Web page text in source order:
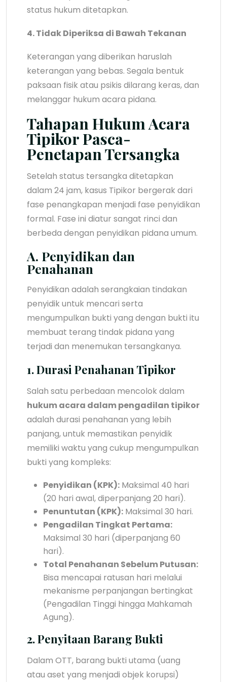
status hukum ditetapkan.
4. Tidak Diperiksa di Bawah Tekanan
Keterangan yang diberikan haruslah
keterangan yang bebas. Segala bentuk
paksaan fisik atau psikis dilarang keras, dan
melanggar hukum acara pidana.
Tahapan Hukum Acara
Tipikor Pasca-
Penetapan Tersangka
Setelah status tersangka ditetapkan
dalam 24 jam, kasus Tipikor bergerak dari
fase penangkapan menjadi fase penyidikan
formal. Fase ini diatur sangat rinci dan
berbeda dengan penyidikan pidana umum.
A. Penyidikan dan
Penahanan
Penyidikan adalah serangkaian tindakan
penyidik untuk mencari serta
mengumpulkan bukti yang dengan bukti itu
membuat terang tindak pidana yang
terjadi dan menemukan tersangkanya.
1. Durasi Penahanan Tipikor
Salah satu perbedaan mencolok dalam
hukum acara dalam pengadilan tipikor
adalah durasi penahanan yang lebih
panjang, untuk memastikan penyidik
memiliki waktu yang cukup mengumpulkan
bukti yang kompleks:
Penyidikan (KPK): Maksimal 40 hari
(20 hari awal, diperpanjang 20 hari).
Penuntutan (KPK): Maksimal 30 hari.
Pengadilan Tingkat Pertama:
Maksimal 30 hari (diperpanjang 60
hari).
Total Penahanan Sebelum Putusan:
Bisa mencapai ratusan hari melalui
mekanisme perpanjangan bertingkat
(Pengadilan Tinggi hingga Mahkamah
Agung).
2. Penyitaan Barang Bukti
Dalam OTT, barang bukti utama (uang
atau aset yang menjadi objek korupsi)